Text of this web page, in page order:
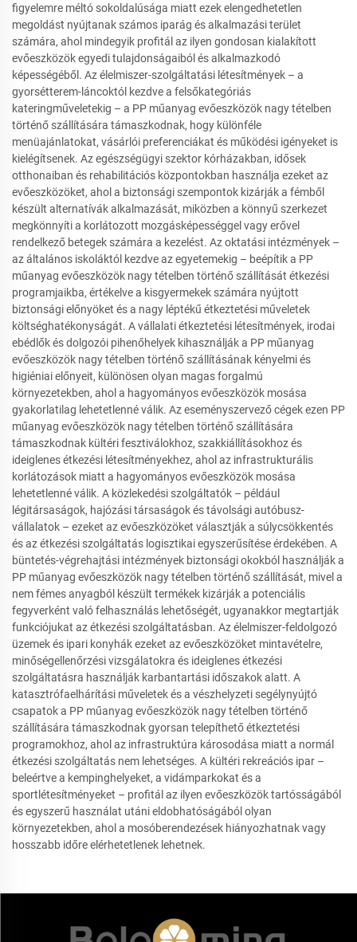
figyelemre méltó sokoldalúsága miatt ezek elengedhetetlen
megoldást nyújtanak számos iparág és alkalmazási terület
számára, ahol mindegyik profitál az ilyen gondosan kialakított
evőeszközök egyedi tulajdonságaiból és alkalmazkodó
képességéből. Az élelmiszer-szolgáltatási létesítmények – a
gyorsétterem-láncoktól kezdve a felsőkategóriás
kateringműveletekig – a PP műanyag evőeszközök nagy tételben
történő szállítására támaszkodnak, hogy különféle
menüajánlatokat, vásárlói preferenciákat és működési igényeket is
kielégítsenek. Az egészségügyi szektor kórházakban, idősek
otthonaiban és rehabilitációs központokban használja ezeket az
evőeszközöket, ahol a biztonsági szempontok kizárják a fémből
készült alternatívák alkalmazását, miközben a könnyű szerkezet
megkönnyíti a korlátozott mozgásképességgel vagy erővel
rendelkező betegek számára a kezelést. Az oktatási intézmények –
az általános iskoláktól kezdve az egyetemekig – beépítik a PP
műanyag evőeszközök nagy tételben történő szállítását étkezési
programjaikba, értékelve a kisgyermekek számára nyújtott
biztonsági előnyöket és a nagy léptékű étkeztetési műveletek
költséghatékonyságát. A vállalati étkeztetési létesítmények, irodai
ebédlők és dolgozói pihenőhelyek kihasználják a PP műanyag
evőeszközök nagy tételben történő szállításának kényelmi és
higiéniai előnyeit, különösen olyan magas forgalmú
környezetekben, ahol a hagyományos evőeszközök mosása
gyakorlatilag lehetetlenné válik. Az eseményszervező cégek ezen PP
műanyag evőeszközök nagy tételben történő szállítására
támaszkodnak kültéri fesztiválokhoz, szakkiállításokhoz és
ideiglenes étkezési létesítményekhez, ahol az infrastrukturális
korlátozások miatt a hagyományos evőeszközök mosása
lehetetlenné válik. A közlekedési szolgáltatók – például
légitársaságok, hajózási társaságok és távolsági autóbusz-
vállalatok – ezeket az evőeszközöket választják a súlycsökkentés
és az étkezési szolgáltatás logisztikai egyszerűsítése érdekében. A
büntetés-végrehajtási intézmények biztonsági okokból használják a
PP műanyag evőeszközök nagy tételben történő szállítását, mivel a
nem fémes anyagból készült termékek kizárják a potenciális
fegyverként való felhasználás lehetőségét, ugyanakkor megtartják
funkciójukat az étkezési szolgáltatásban. Az élelmiszer-feldolgozó
üzemek és ipari konyhák ezeket az evőeszközöket mintavételre,
minőségellenőrzési vizsgálatokra és ideiglenes étkezési
szolgáltatásra használják karbantartási időszakok alatt. A
katasztrófaelhárítási műveletek és a vészhelyzeti segélynyújtó
csapatok a PP műanyag evőeszközök nagy tételben történő
szállítására támaszkodnak gyorsan telepíthető étkeztetési
programokhoz, ahol az infrastruktúra károsodása miatt a normál
étkezési szolgáltatás nem lehetséges. A kültéri rekreációs ipar –
beleértve a kempinghelyeket, a vidámparkokat és a
sportlétesítményeket – profitál az ilyen evőeszközök tartósságából
és egyszerű használat utáni eldobhatóságából olyan
környezetekben, ahol a mosóberendezések hiányozhatnak vagy
hosszabb időre elérhetetlenek lehetnek.